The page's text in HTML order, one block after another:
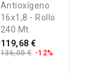
Antioxígeno
16x1,8 - Rollo
240 Mt.
119,68 €
base
136,00 € -12%